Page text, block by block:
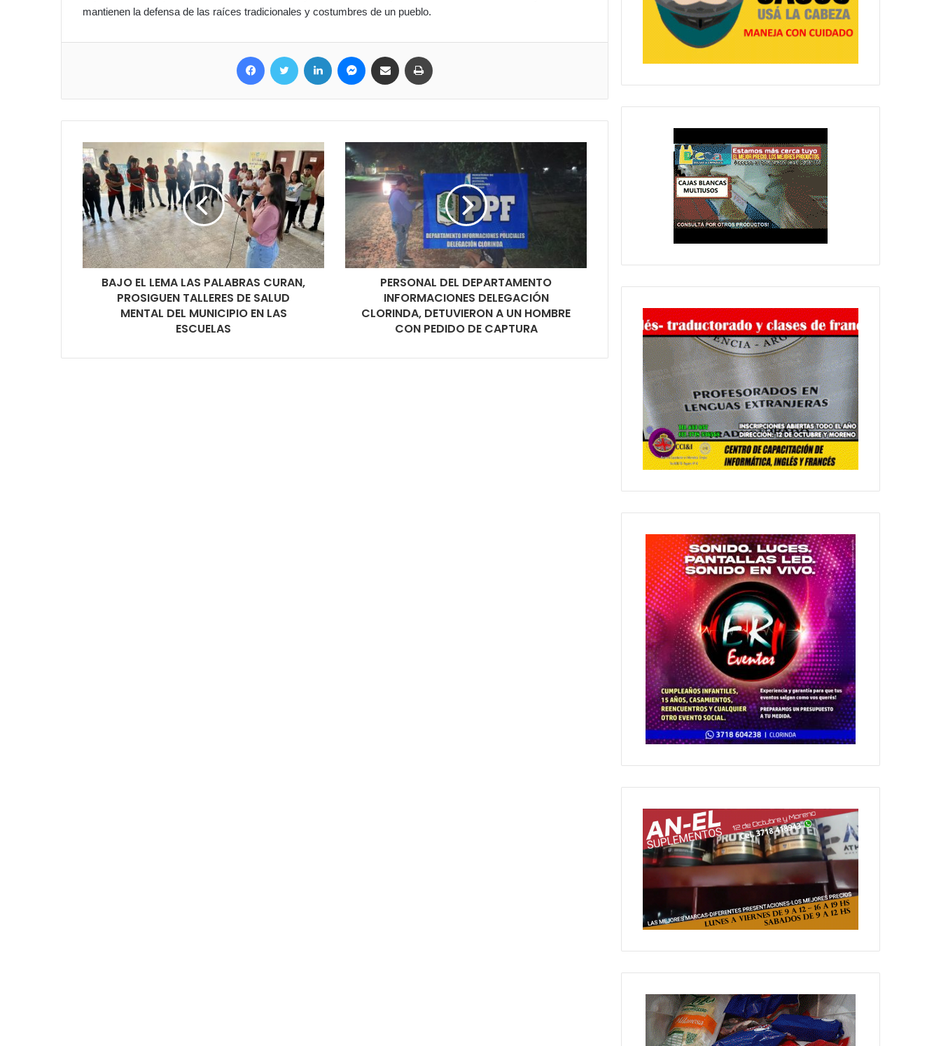
mantienen la defensa de las raíces tradicionales y costumbres de un pueblo.
BAJO EL LEMA LAS PALABRAS CURAN,
PROSIGUEN TALLERES DE SALUD
MENTAL DEL MUNICIPIO EN LAS
ESCUELAS
PERSONAL DEL DEPARTAMENTO
INFORMACIONES DELEGACIÓN
CLORINDA, DETUVIERON A UN HOMBRE
CON PEDIDO DE CAPTURA